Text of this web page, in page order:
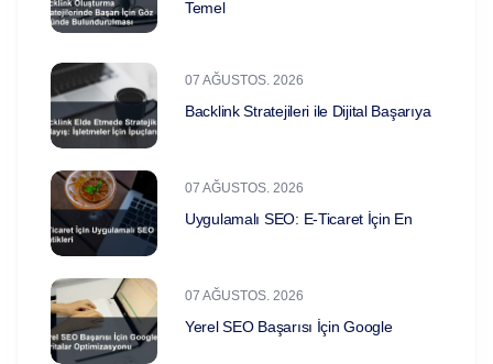
Temel
07 AĞUSTOS. 2026
Backlink Stratejileri ile Dijital Başarıya
07 AĞUSTOS. 2026
Uygulamalı SEO: E-Ticaret İçin En
07 AĞUSTOS. 2026
Yerel SEO Başarısı İçin Google